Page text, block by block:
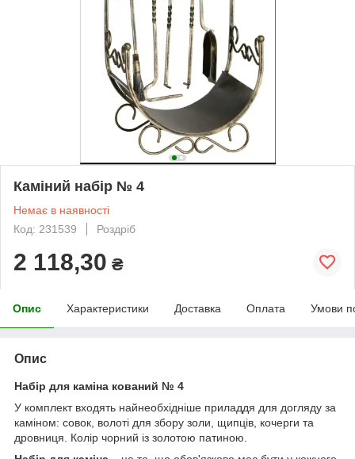
Каміний набір № 4
Немає в наявності
Код: 231539
Роздріб
2 118,30 ₴
Опис Характеристики Доставка Оплата Умови
Опис
Набір для каміна кований № 4
У комплект входять найнеобхідніше приладдя для догляду за
каміном: совок, волоті для збору золи, щипців, кочерги та
дровниця. Колір чорний із золотою патиною.